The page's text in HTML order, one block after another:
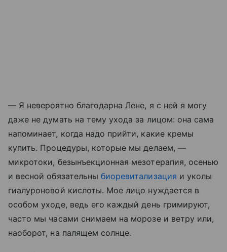
— Я невероятно благодарна Лене, я с ней я могу
даже не думать на тему ухода за лицом: она сама
напоминает, когда надо прийти, какие кремы
купить. Процедуры, которые мы делаем, —
микротоки, безынъекционная мезотерапия, осенью
и весной обязательныбиоревитализация и уколы
гиалуроновой кислоты. Мое лицо нуждается в
особом уходе, ведь его каждый день гримируют,
часто мы часами снимаем на морозе и ветру или,
наоборот, на палящем солнце.